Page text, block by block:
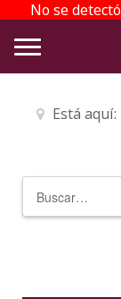
No se
Está aquí: